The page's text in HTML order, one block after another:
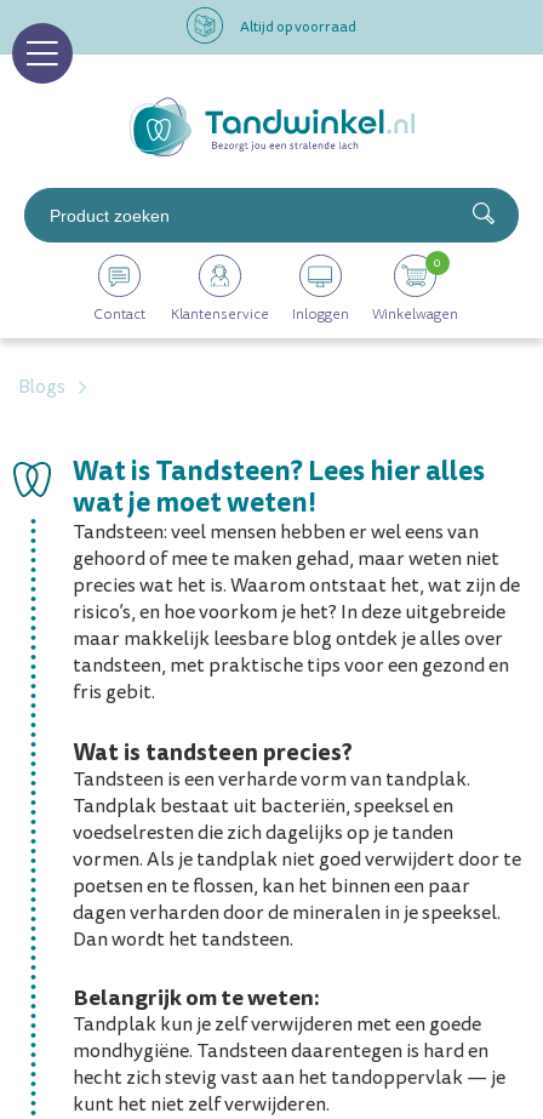
Altijd op voorraad
Professioneel assortiment
Altijd op voorraad
Op werkdagen voor 16.00 uur besteld, morgen in huis
Contact Klantenservice Inloggen Winkelwagen
0
Blogs
Wat is Tandsteen? Lees hier alles
wat je moet weten!
Tandsteen: veel mensen hebben er wel eens van
gehoord of mee te maken gehad, maar weten niet
precies wat het is. Waarom ontstaat het, wat zijn de
risico’s, en hoe voorkom je het? In deze uitgebreide
maar makkelijk leesbare blog ontdek je alles over
tandsteen, met praktische tips voor een gezond en
fris gebit.
Wat is tandsteen precies?
Tandsteen is een verharde vorm van tandplak.
Tandplak bestaat uit bacteriën, speeksel en
voedselresten die zich dagelijks op je tanden
vormen. Als je tandplak niet goed verwijdert door te
poetsen en te flossen, kan het binnen een paar
dagen verharden door de mineralen in je speeksel.
Dan wordt het tandsteen.
Belangrijk om te weten:
Tandplak kun je zelf verwijderen met een goede
mondhygiëne. Tandsteen daarentegen is hard en
hecht zich stevig vast aan het tandoppervlak — je
kunt het niet zelf verwijderen.